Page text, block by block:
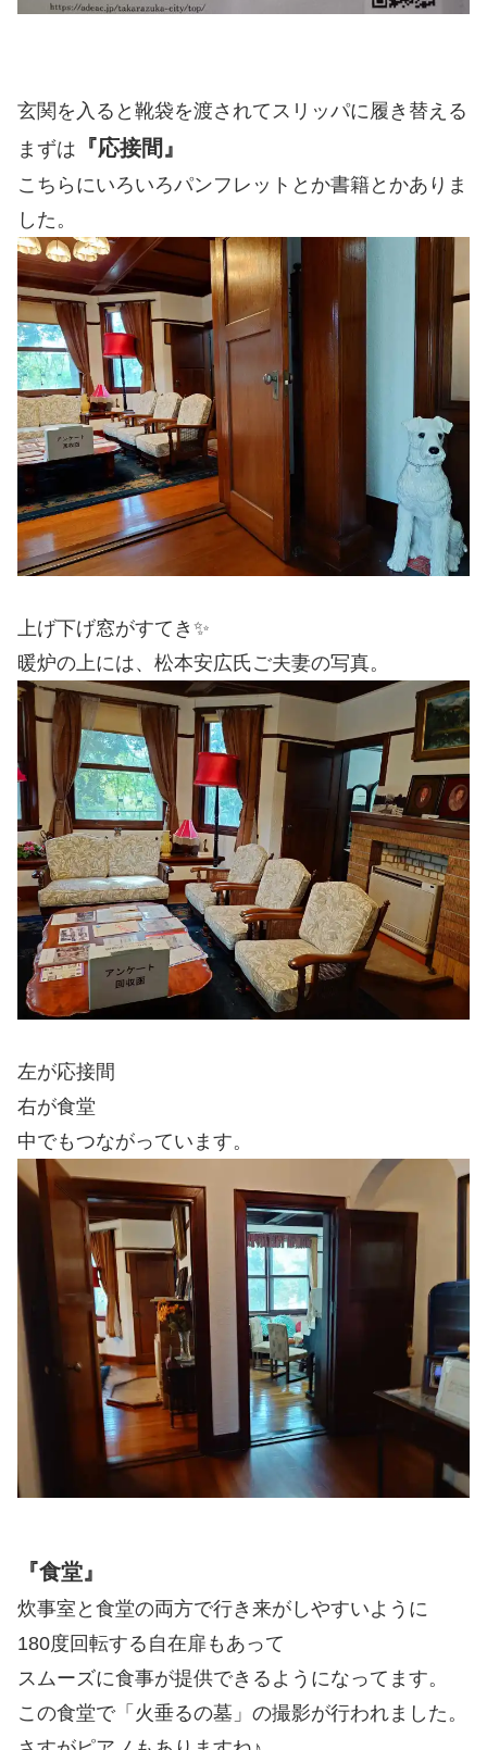
玄関を入ると靴袋を渡されてスリッパに履き替える
まずは 『応接間』
こちらにいろいろパンフレットとか書籍とかありま
した。
上げ下げ窓がすてき✨
暖炉の上には、松本安広氏ご夫妻の写真。
左が応接間
右が食堂
中でもつながっています。
『食堂』
炊事室と食堂の両方で行き来がしやすいように
180度回転する自在扉もあって
スムーズに食事が提供できるようになってます。
この食堂で「火垂るの墓」の撮影が行われました。